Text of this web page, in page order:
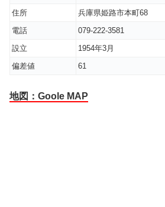
住所
兵庫県姫路市本町68
電話
079-222-3581
設立
1954年3月
偏差値
61
地図：Goole MAP